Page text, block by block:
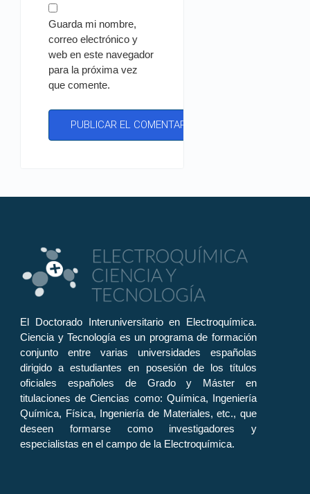
Guarda mi nombre,
correo electrónico y
web en este navegador
para la próxima vez
que comente.
El Doctorado Interuniversitario en Electroquímica.
Ciencia y Tecnología es un programa de formación
conjunto entre varias universidades españolas
dirigido a estudiantes en posesión de los títulos
oficiales españoles de Grado y Máster en
titulaciones de Ciencias como: Química, Ingeniería
Química, Física, Ingeniería de Materiales, etc., que
deseen formarse como investigadores y
especialistas en el campo de la Electroquímica.